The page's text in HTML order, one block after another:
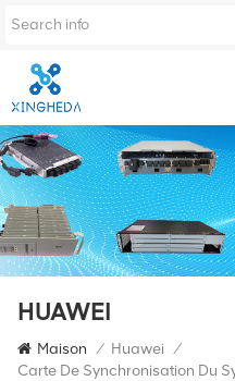
HUAWEI
Maison / Huawei /